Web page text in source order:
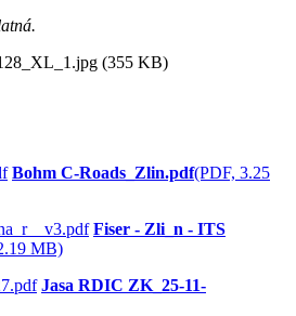
Bohm C-Roads_Zlin.pdf(PDF, 3.25
Fiser - Zli_n - ITS
MB)
Jasa RDIC ZK_25-11-